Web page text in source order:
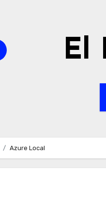
El
Azure Local